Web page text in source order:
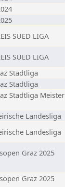
SUED LIGA
SUED LIGA
Stadtliga
Stadtliga
Stadtliga Meister
Landesliga
Landesliga
Graz 2025
Graz 2025